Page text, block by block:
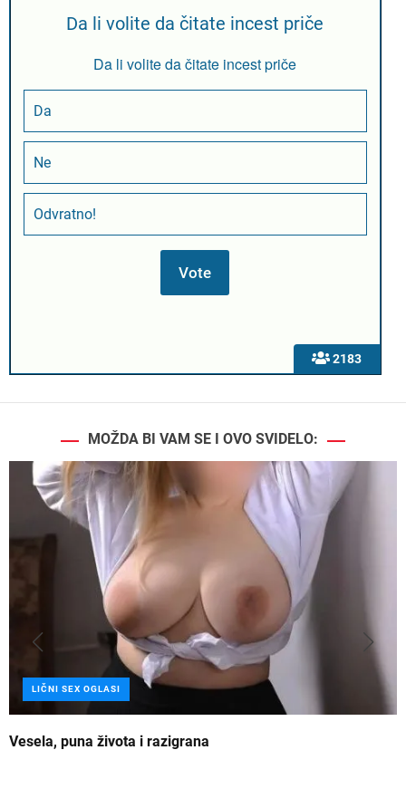
2183
Da li volite da čitate incest priče
Da li volite da čitate incest priče
Da
Ne
Odvratno!
MOŽDA BI VAM SE I OVO SVIDELO:
LIČNI SEX OGLASI
Vesela, puna života i razigrana